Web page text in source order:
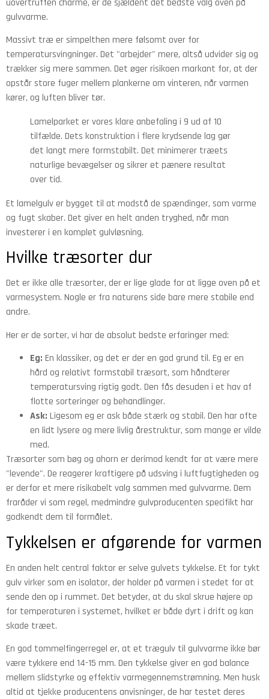
gulvvarme.
Massivt træ er simpelthen mere følsomt over for
temperatursvingninger. Det "arbejder" mere, altså udvider sig og
trækker sig mere sammen. Det øger risikoen markant for, at der
opstår store fuger mellem plankerne om vinteren, når varmen
kører, og luften bliver tør.
Lamelparket er vores klare anbefaling i 9 ud af 10
tilfælde. Dets konstruktion i flere krydsende lag gør
det langt mere formstabilt. Det minimerer træets
naturlige bevægelser og sikrer et pænere resultat
over tid.
Et lamelgulv er bygget til at modstå de spændinger, som varme
og fugt skaber. Det giver en helt anden tryghed, når man
investerer i en komplet gulvløsning.
Hvilke træsorter dur
Det er ikke alle træsorter, der er lige glade for at ligge oven på et
varmesystem. Nogle er fra naturens side bare mere stabile end
andre.
Her er de sorter, vi har de absolut bedste erfaringer med:
Eg: En klassiker, og det er der en god grund til. Eg er en
hård og relativt formstabil træsort, som håndterer
temperatursving rigtig godt. Den fås desuden i et hav af
flotte sorteringer og behandlinger.
Ask: Ligesom eg er ask både stærk og stabil. Den har ofte
en lidt lysere og mere livlig årestruktur, som mange er vilde
med.
Træsorter som bøg og ahorn er derimod kendt for at være mere
"levende". De reagerer kraftigere på udsving i luftfugtigheden og
er derfor et mere risikabelt valg sammen med gulvvarme. Dem
fraråder vi som regel, medmindre gulvproducenten specifikt har
godkendt dem til formålet.
Tykkelsen er afgørende for varmen
En anden helt central faktor er selve gulvets tykkelse. Et for tykt
gulv virker som en isolator, der holder på varmen i stedet for at
sende den op i rummet. Det betyder, at du skal skrue højere op
for temperaturen i systemet, hvilket er både dyrt i drift og kan
skade træet.
En god tommelfingerregel er, at et trægulv til gulvvarme ikke bør
være tykkere end 14-15 mm. Den tykkelse giver en god balance
mellem slidstyrke og effektiv varmegennemstrømning. Men husk
altid at tjekke producentens anvisninger, de har testet deres